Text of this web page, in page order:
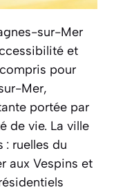
sur-Mer
et
pour
Mer,
portée par
de vie. La ville
: ruelles du
aux Vespins et